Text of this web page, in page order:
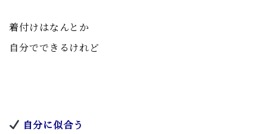
着付けはなんとか
自分でできるけれど
自分に似合う